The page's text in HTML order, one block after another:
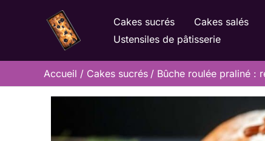
Cakes sucrés Cakes salés
Ustensiles de pâtisserie
Accueil Cakes sucrés Bûche roulée praliné :